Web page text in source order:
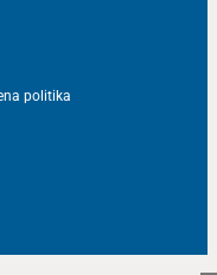
politika